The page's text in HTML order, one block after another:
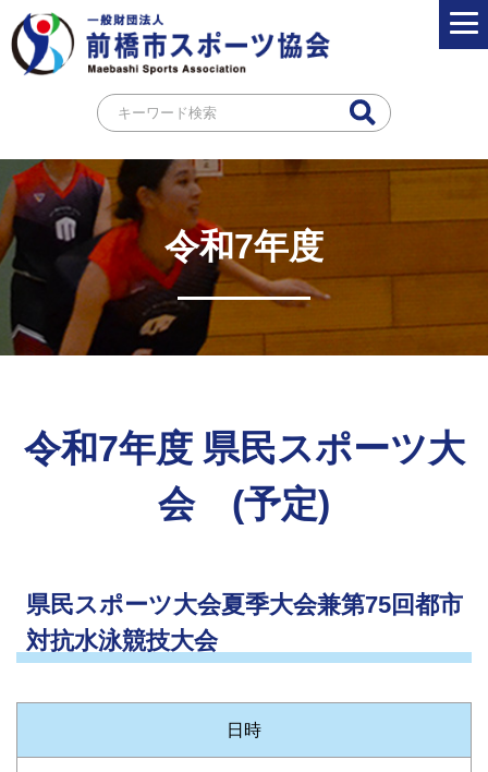
令和7年度
令和7年度 県民スポーツ大
会 (予定)
県民スポーツ大会夏季大会兼第75回都市
対抗水泳競技大会
日時